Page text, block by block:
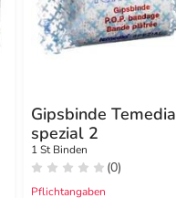
Gipsbinde Temedia
spezial 2
1 St Binden
(0)
Pflichtangaben